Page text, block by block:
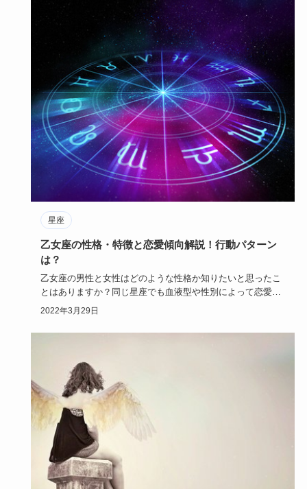
星座
乙女座の性格・特徴と恋愛傾向解説！行動パターン
は？
乙女座の男性と女性はどのような性格か知りたいと思ったこ
とはありますか？同じ星座でも血液型や性別によって恋愛傾
向や性格は違う…
2022年3月29日